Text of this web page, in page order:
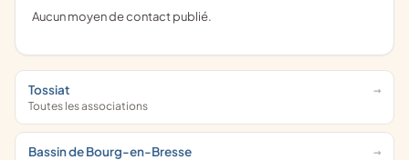
Aucun moyen de contact publié.
Tossiat
Toutes les associations
Bassin de Bourg-en-Bresse